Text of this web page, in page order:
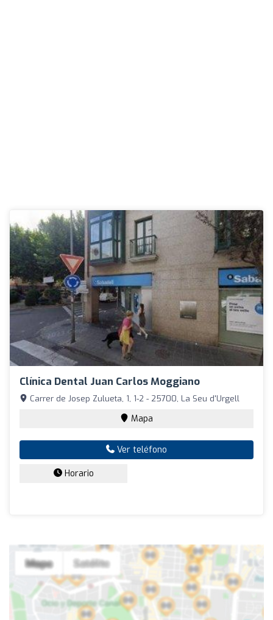
Clínica Dental Juan Carlos Moggiano
Carrer de Josep Zulueta, 1, 1-2 - 25700, La Seu d'Urgell
Mapa
Ver teléfono
Horario